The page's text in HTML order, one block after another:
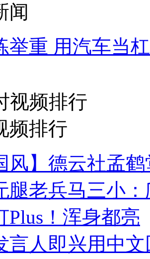
闻
举重 用汽车当
视频排行
频排行
风】德云社孟
腿老兵马三小
Plus！浑身都亮
言人即兴用中